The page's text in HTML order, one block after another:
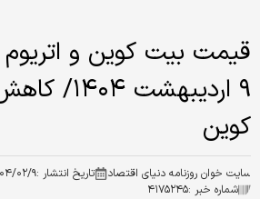
قیمت بیت کوین و اتریوم
۹
کوین
سایت خوان روزنامه دنیای اقتصاد تاریخ انتشار :۱۴۰۴/۰۲/۹
شماره خبر :۴۱۷۵۲۴۵